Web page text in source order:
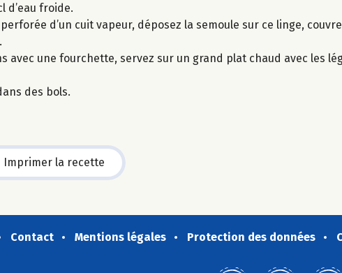
d’eau froide.
d’un cuit vapeur, déposez la semoule sur ce linge,
avec une fourchette, servez sur un grand plat chaud avec les
des bols.
Imprimer la recette
Contact Mentions légales Protection des données